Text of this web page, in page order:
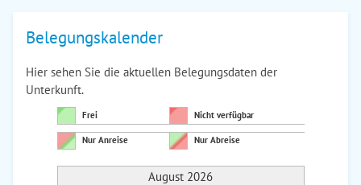
Belegungskalender
Hier sehen Sie die aktuellen Belegungsdaten der
Unterkunft.
Frei Nicht verfügbar
Nur Anreise Nur Abreise
August 2026